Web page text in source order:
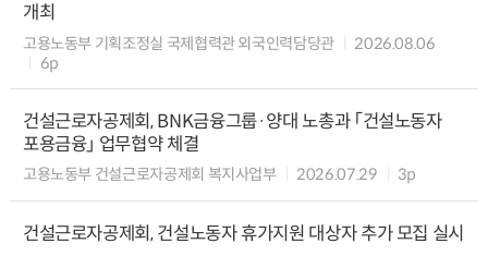
개최
고용노동부 기획조정실 국제협력관 외국인력담당관
2026.08.06
6p
건설근로자공제회, BNK금융그룹·양대 노총과 「건설노동자
포용금융」 업무협약 체결
고용노동부 건설근로자공제회 복지사업부 2026.07.29 3p
건설근로자공제회, 건설노동자 휴가지원 대상자 추가 모집 실시